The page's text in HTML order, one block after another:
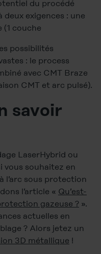
du procédé
deux exigences : une
couche
possibilités
: le process
avec CMT Braze
CMT et arc pulsé).
savoir
LaserHybrid ou
vous souhaitez en
l’arc sous protection
l’article « Qu’est-
gazeuse ? ».
actuelles en
? Alors jetez un
3D métallique !